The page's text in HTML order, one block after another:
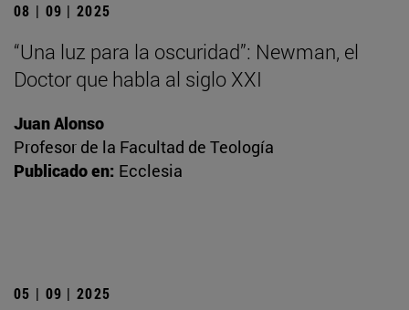
08 | 09 | 2025
“Una luz para la oscuridad”: Newman, el
Doctor que habla al siglo XXI
Juan Alonso
Profesor de la Facultad de Teología
Publicado en: Ecclesia
05 | 09 | 2025